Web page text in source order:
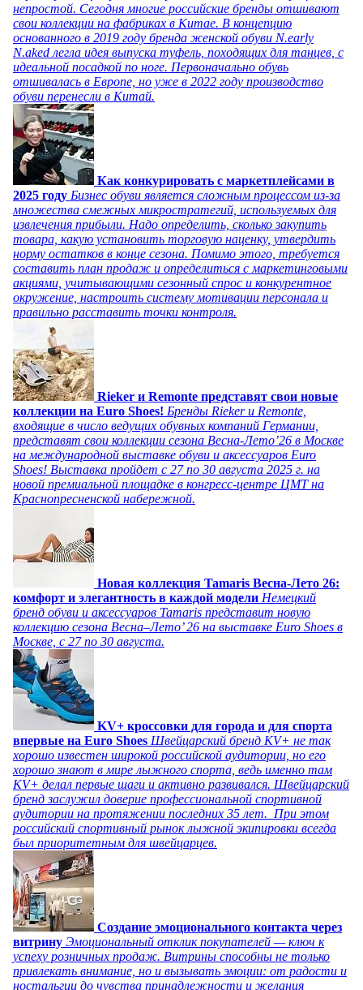
непростой. Сегодня многие российские бренды отшивают
свои коллекции на фабриках в Китае. В концепцию
основанного в 2019 году бренда женской обуви N.early
N.aked легла идея выпуска туфель, походящих для танцев, с
идеальной посадкой по ноге. Первоначально обувь
отшивалась в Европе, но уже в 2022 году производство
обуви перенесли в Китай.
Как конкурировать с маркетплейсами в
2025 году Бизнес обуви является сложным процессом из-за
множества смежных микростратегий, используемых для
извлечения прибыли. Надо определить, сколько закупить
товара, какую установить торговую наценку, утвердить
норму остатков в конце сезона. Помимо этого, требуется
составить план продаж и определиться с маркетинговыми
акциями, учитывающими сезонный спрос и конкурентное
окружение, настроить систему мотивации персонала и
правильно расставить точки контроля.
Rieker и Remonte представят свои новые
коллекции на Euro Shoes! Бренды Rieker и Remonte,
входящие в число ведущих обувных компаний Германии,
представят свои коллекции сезона Весна-Лето’26 в Москве
на международной выставке обуви и аксессуаров Euro
Shoes! Выставка пройдет c 27 по 30 августа 2025 г. на
новой премиальной площадке в конгресс-центре ЦМТ на
Краснопресненской набережной.
Новая коллекция Tamaris Весна-Лето 26:
комфорт и элегантность в каждой модели Немецкий
бренд обуви и аксессуаров Tamaris представит новую
коллекцию сезона Весна–Лето’ 26 на выставке Euro Shoes в
Москве, с 27 по 30 августа.
KV+ кроссовки для города и для спорта
впервые на Euro Shoes Швейцарский бренд KV+ не так
хорошо известен широкой российской аудитории, но его
хорошо знают в мире лыжного спорта, ведь именно там
KV+ делал первые шаги и активно развивался. Швейцарский
бренд заслужил доверие профессиональной спортивной
аудитории на протяжении последних 35 лет. При этом
российский спортивный рынок лыжной экипировки всегда
был приоритетным для швейцарцев.
Создание эмоционального контакта через
витрину Эмоциональный отклик покупателей — ключ к
успеху розничных продаж. Витрины способны не только
привлекать внимание, но и вызывать эмоции: от радости и
ностальгии до чувства принадлежности и желания